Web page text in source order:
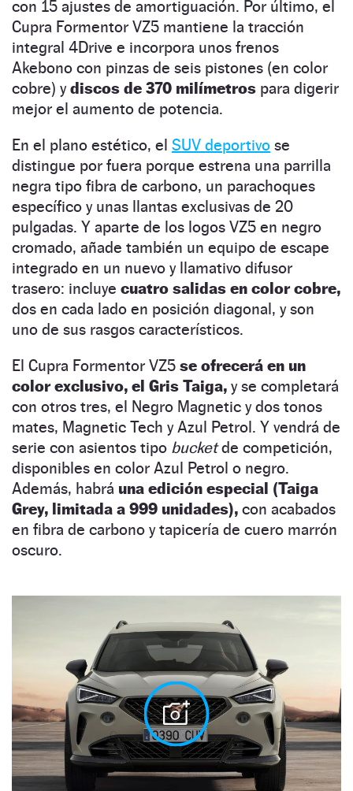
con 15 ajustes de amortiguación. Por último, el
Cupra Formentor VZ5 mantiene la tracción
integral 4Drive e incorpora unos frenos
Akebono con pinzas de seis pistones (en color
cobre) ydiscos de 370 milímetros para digerir
mejor el aumento de potencia.
En el plano estético, el SUV deportivo se
distingue por fuera porque estrena una parrilla
negra tipo fibra de carbono, un parachoques
específico y unas llantas exclusivas de 20
pulgadas. Y aparte de los logos VZ5 en negro
cromado, añade también un equipo de escape
integrado en un nuevo y llamativo difusor
trasero: incluye cuatro salidas en color cobre,
dos en cada lado en posición diagonal, y son
uno de sus rasgos característicos.
El Cupra Formentor VZ5 se ofrecerá en un
color exclusivo, el Gris Taiga, y se completará
con otros tres, el Negro Magnetic y dos tonos
mates, Magnetic Tech y Azul Petrol. Y vendrá de
serie con asientos tipo bucketde competición,
disponibles en color Azul Petrol o negro.
Además, habrá una edición especial (Taiga
Grey, limitada a 999 unidades), con acabados
en fibra de carbono y tapicería de cuero marrón
oscuro.